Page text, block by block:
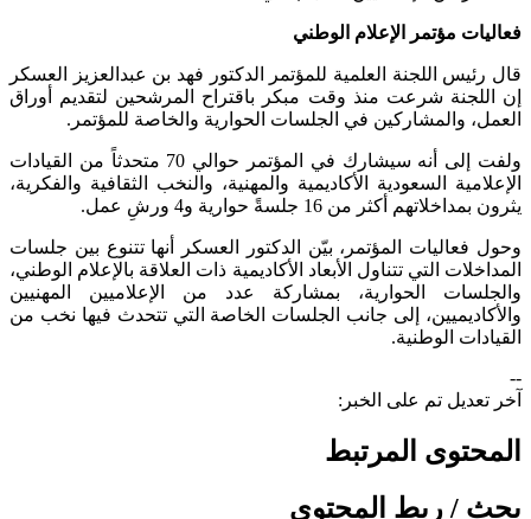
فعاليات مؤتمر الإعلام الوطني
قال رئيس اللجنة العلمية للمؤتمر الدكتور فهد بن عبدالعزيز العسكر
إن اللجنة شرعت منذ وقت مبكر باقتراح المرشحين لتقديم أوراق
العمل، والمشاركين في الجلسات الحوارية والخاصة للمؤتمر.
ولفت إلى أنه سيشارك في المؤتمر حوالي 70 متحدثاً من القيادات
الإعلامية السعودية الأكاديمية والمهنية، والنخب الثقافية والفكرية،
يثرون بمداخلاتهم أكثر من 16 جلسةً حوارية و4 ورشِ عمل.
وحول فعاليات المؤتمر، بيّن الدكتور العسكر أنها تتنوع بين جلسات
المداخلات التي تتناول الأبعاد الأكاديمية ذات العلاقة بالإعلام الوطني،
والجلسات الحوارية، بمشاركة عدد من الإعلاميين المهنيين
والأكاديميين، إلى جانب الجلسات الخاصة التي تتحدث فيها نخب من
القيادات الوطنية.​
--
آخر تعديل تم على الخبر:
المحتوى المرتبط
بحث / ربط المحتوى